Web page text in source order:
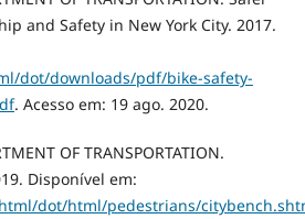
and Safety in New York City. 2017.
dot/downloads/pdf/bike-safety-
. Acesso em: 19 ago. 2020.
OF TRANSPORTATION.
Disponível em:
dot/html/pedestrians/